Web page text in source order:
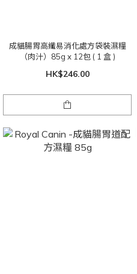
成貓腸胃高纖易消化處方袋裝濕糧
（肉汁）85g x 12包 ( 1 盒 )
HK$246.00